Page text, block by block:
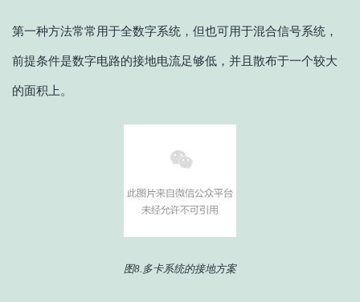
第一种方法常常用于全数字系统，但也可用于混合信号系统，
前提条件是数字电路的接地电流足够低，并且散布于一个较大
的面积上。
图8.多卡系统的接地方案